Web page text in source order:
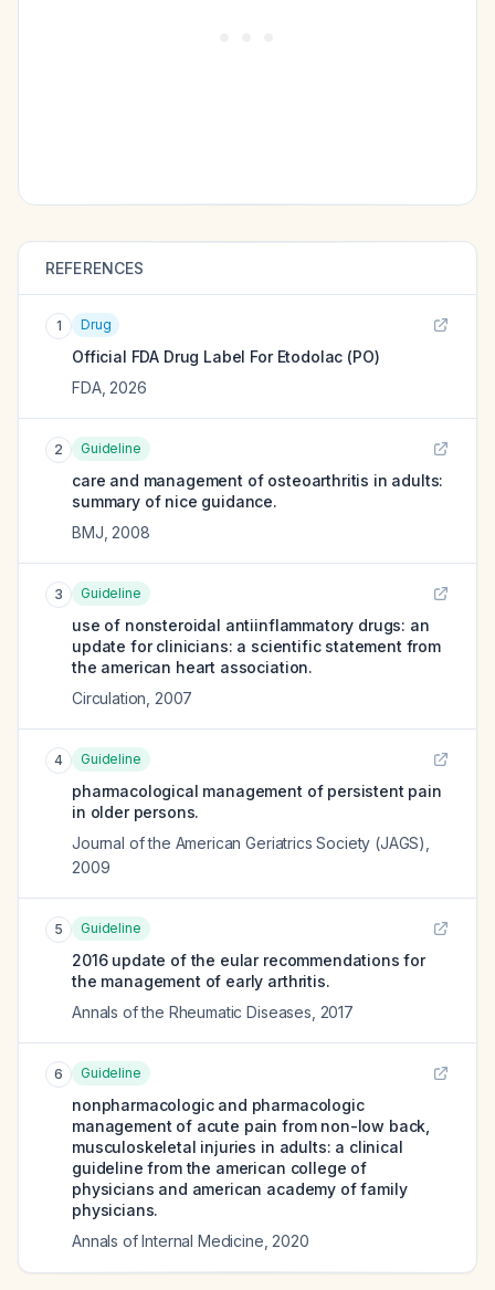
REFERENCES
1 Drug
Official FDA Drug Label For Etodolac (PO)
FDA, 2026
2 Guideline
care and management of osteoarthritis in adults:
summary of nice guidance.
BMJ 2008
3 Guideline
use of nonsteroidal antiinflammatory drugs: an
update for clinicians: a scientific statement from
the american heart association.
Circulation 2007
4 Guideline
pharmacological management of persistent pain
in older persons.
Journal of the American Geriatrics Society (JAGS)
2009
5 Guideline
2016 update of the eular recommendations for
the management of early arthritis.
Annals of the Rheumatic Diseases 2017
6 Guideline
nonpharmacologic and pharmacologic
management of acute pain from non-low back,
musculoskeletal injuries in adults: a clinical
guideline from the american college of
physicians and american academy of family
physicians.
Annals of Internal Medicine 2020